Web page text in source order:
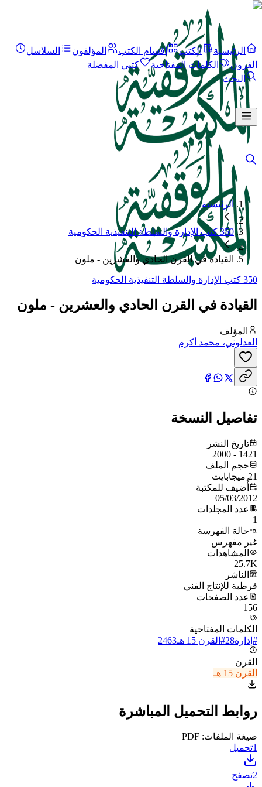
الرئيسية الكتب أقسام الكتب المؤلفون
السلاسل
القرون
الكلمات المفتاحية
كتبي المفضلة
البحث
الرئيسية
350 كتب الإدارة والسلطة التنفيذية الحكومية
القيادة في القرن الحادي والعشرين - ملون
350 كتب الإدارة والسلطة التنفيذية الحكومية
القيادة في القرن الحادي والعشرين - ملون
المؤلف
العدلوني، محمد أكرم
تفاصيل النسخة
تاريخ النشر
1421 - 2000
حجم الملف
21 ميجابايت
أُضيف للمكتبة
05/03/2012
عدد المجلدات
1
حالة الفهرسة
غير مفهرس
المشاهدات
25.7K
الناشر
قرطبة للإنتاج الفني
عدد الصفحات
156
الكلمات المفتاحية
# إدارة28
# القرن 15 هـ 2463
القرن
القرن 15 هـ
روابط التحميل المباشرة
صيغة الملفات: PDF
1تحميل
2تصفح